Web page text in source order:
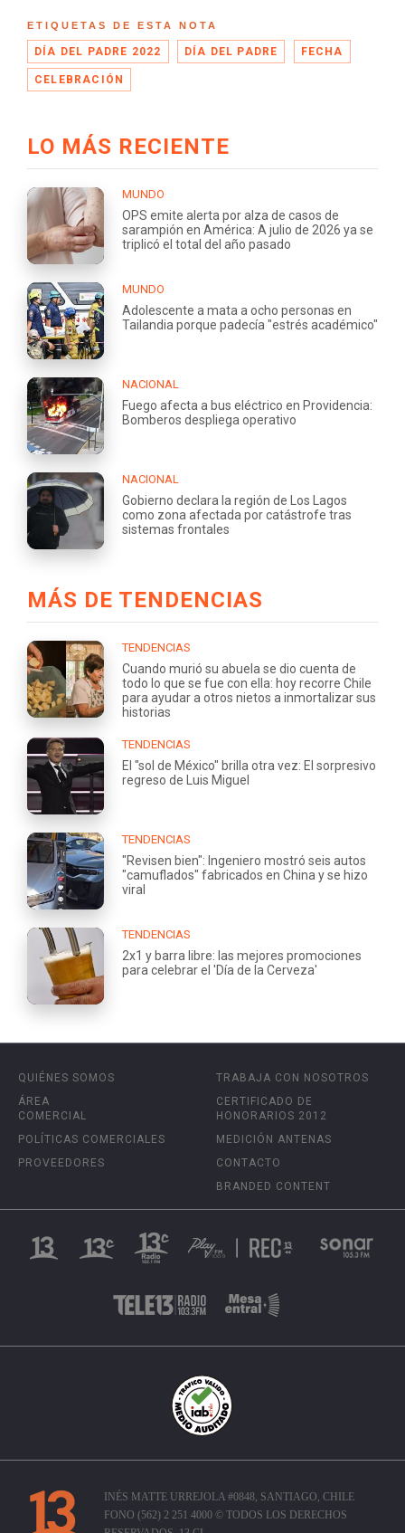
ETIQUETAS DE ESTA NOTA
DÍA DEL PADRE 2022 DÍA DEL PADRE FECHA
CELEBRACIÓN
LO MÁS RECIENTE
MUNDO
OPS emite alerta por alza de casos de
sarampión en América: A julio de 2026 ya se
triplicó el total del año pasado
MUNDO
Adolescente a mata a ocho personas en
Tailandia porque padecía "estrés académico"
NACIONAL
Fuego afecta a bus eléctrico en Providencia:
Bomberos despliega operativo
NACIONAL
Gobierno declara la región de Los Lagos
como zona afectada por catástrofe tras
sistemas frontales
MÁS DE TENDENCIAS
TENDENCIAS
Cuando murió su abuela se dio cuenta de
todo lo que se fue con ella: hoy recorre Chile
para ayudar a otros nietos a inmortalizar sus
historias
TENDENCIAS
El "sol de México" brilla otra vez: El sorpresivo
regreso de Luis Miguel
TENDENCIAS
"Revisen bien": Ingeniero mostró seis autos
"camuflados" fabricados en China y se hizo
viral
TENDENCIAS
2x1 y barra libre: las mejores promociones
para celebrar el 'Día de la Cerveza'
QUIÉNES SOMOS
ÁREA
COMERCIAL
POLÍTICAS COMERCIALES
PROVEEDORES
TRABAJA CON NOSOTROS
CERTIFICADO DE
HONORARIOS 2012
MEDICIÓN ANTENAS
CONTACTO
BRANDED CONTENT
INÉS MATTE URREJOLA #0848, SANTIAGO, CHILE
FONO (562) 2 251 4000 © TODOS LOS DERECHOS